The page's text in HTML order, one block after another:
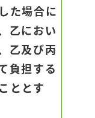
た場合に
乙におい
乙及び丙
負担する
ととす